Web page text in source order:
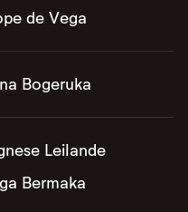
de Vega
Bogeruka
Leilande
Bermaka